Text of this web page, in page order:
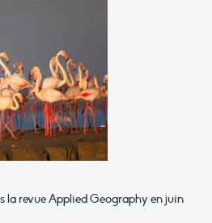
la revue Applied Geography en juin